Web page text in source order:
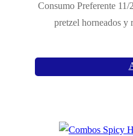
Consumo Preferente
pretzel horneados y